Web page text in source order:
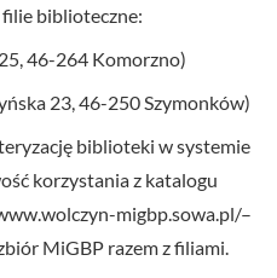
filie biblioteczne:
46-264 Komorzno)
23, 46-250 Szymonków)
biblioteki w systemie
korzystania z katalogu
migbp.sowa.pl/–
MiGBP razem z filiami.